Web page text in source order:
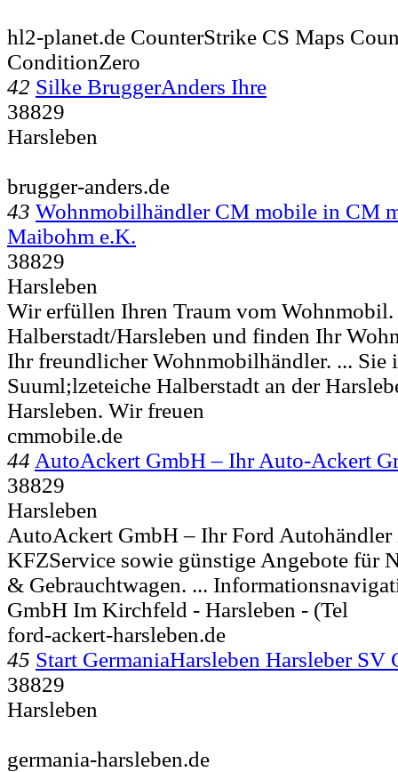
hl2-planet.de CounterStrike CS Maps
ConditionZero
42 Silke BruggerAnders Ihre
38829
Harsleben
brugger-anders.de
43 Wohnmobilhändler CM mobile in CM
Maibohm e.K.
38829
Harsleben
Wir erfüllen Ihren Traum vom Wohnmobil.
Halberstadt/Harsleben und finden Ihr
Ihr freundlicher Wohnmobilhändler. ... Sie
Suuml;lzeteiche Halberstadt an der
Harsleben. Wir freuen
cmmobile.de
44 AutoAckert GmbH – Ihr Auto-Ackert
38829
Harsleben
AutoAckert GmbH – Ihr Ford Autohändler
KFZService sowie günstige Angebote für
& Gebrauchtwagen. ...
GmbH Im Kirchfeld - Harsleben - (Tel
ford-ackert-harsleben.de
45 Start GermaniaHarsleben Harsleber SV
38829
Harsleben
germania-harsleben.de